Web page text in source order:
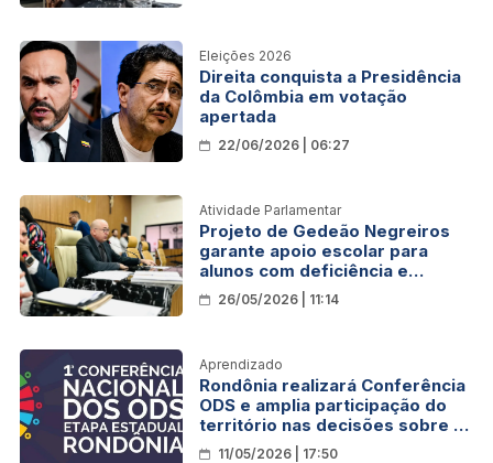
Eleições 2026
Direita conquista a Presidência
da Colômbia em votação
apertada
22/06/2026 | 06:27
Atividade Parlamentar
Projeto de Gedeão Negreiros
garante apoio escolar para
alunos com deficiência e
autismo
26/05/2026 | 11:14
Aprendizado
Rondônia realizará Conferência
ODS e amplia participação do
território nas decisões sobre o
país11/05/2026 | 17:50